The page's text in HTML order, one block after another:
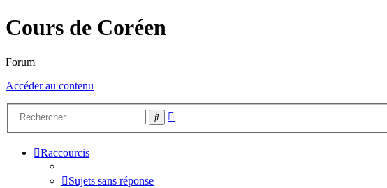
Cours de Coréen
Forum
Accéder au contenu
Rechercher
Raccourcis
Sujets sans réponse